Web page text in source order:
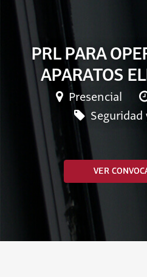
PRL PARA
APARATOS
Presencial
Seguridad
VER